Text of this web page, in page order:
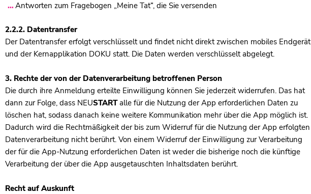
Antworten zum Fragebogen „Meine Tat“, die Sie versenden
2.2.2. Datentransfer
Der Datentransfer erfolgt verschlüsselt und findet nicht direkt zwischen mobiles Endgerät
und der Kernapplikation DOKU statt. Die Daten werden verschlüsselt abgelegt.
3. Rechte der von der Datenverarbeitung betroffenen Person
Die durch ihre Anmeldung erteilte Einwilligung können Sie jederzeit widerrufen. Das hat
dann zur Folge, dass NEUSTARTalle für die Nutzung der App erforderlichen Daten zu
löschen hat, sodass danach keine weitere Kommunikation mehr über die App möglich ist.
Dadurch wird die Rechtmäßigkeit der bis zum Widerruf für die Nutzung der App erfolgten
Datenverarbeitung nicht berührt. Von einem Widerruf der Einwilligung zur Verarbeitung
der für die App-Nutzung erforderlichen Daten ist weder die bisherige noch die künftige
Verarbeitung der über die App ausgetauschten Inhaltsdaten berührt.
Recht auf Auskunft